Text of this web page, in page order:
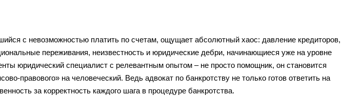
с невозможностью платить по счетам, ощущает абсолютный хаос: давление кредиторов,
переживания, неизвестность и юридические дебри, начинающиеся уже на уровне
юридический специалист с релевантным опытом – не просто помощник, он становится
правового» на человеческий. Ведь адвокат по банкротству не только готов ответить на
за корректность каждого шага в процедуре банкротства.